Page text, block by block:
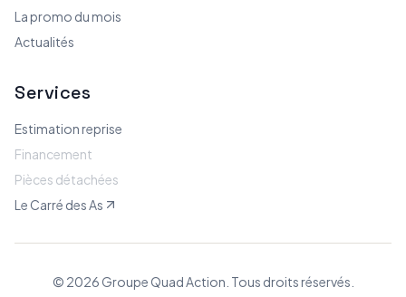
La promo du mois
Actualités
Services
Estimation reprise
Financement
Pièces détachées
Le Carré des As
© 2026 Groupe Quad Action. Tous droits réservés.